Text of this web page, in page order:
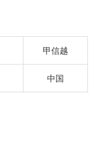
甲信越
中国